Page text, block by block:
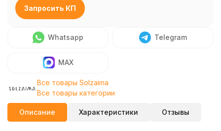
Запросить КП
Whatsapp Telegram
MAX
Все товары Solzaima
Все товары категории
Описание Характеристики Отзывы